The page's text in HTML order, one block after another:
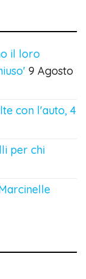
il loro
9 Agosto
con l'auto, 4
per chi